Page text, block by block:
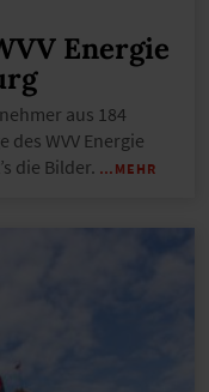
Energie
aus 184
WVV Energie
die Bilder. …MEHR